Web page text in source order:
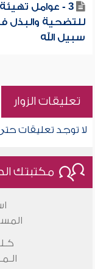
3 - عوامل تهيئة
للتضحية والبذل
سبيل الله
تعليقات الزوار
لا توجد تعليقات
مكتبتك